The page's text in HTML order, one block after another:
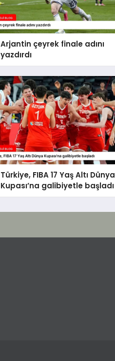
Arjantin çeyrek finale adını
yazdırdı
Türkiye, FIBA 17 Yaş Altı Dünya
Kupası’na galibiyetle başladı